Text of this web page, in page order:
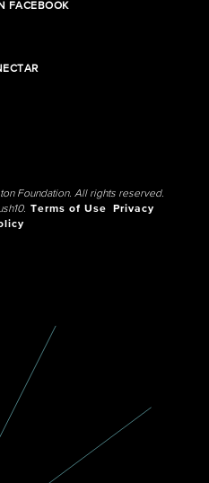
FACEBOOK
Foundation. All rights reserved.
Terms of Use
Privacy